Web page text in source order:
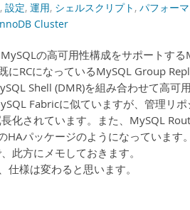
, 設定, 運用, シェルスクリプト , パフォー
Cluster
の高可用性構成をサポートする
にRCになっているMySQL Group
Shell (DMR)を組み合わせて高可
Fabricに似ていますが、管理リ
化されています。また、MySQL
HAパッケージのようになっていま
此方にメモしておきます。
様は変わると思います。